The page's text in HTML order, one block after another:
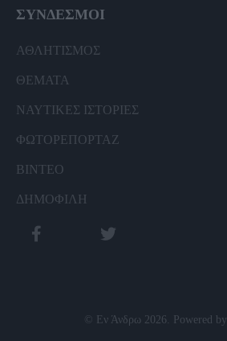
ΣΥΝΔΕΣΜΟΙ
ΑΘΛΗΤΙΣΜΟΣ
ΘΕΜΑΤΑ
ΝΑΥΤΙΚΕΣ ΙΣΤΟΡΙΕΣ
ΦΩΤΟΡΕΠΟΡΤΑΖ
ΒΙΝΤΕΟ
ΔΗΜΟΦΙΛΗ
© Εν Άνδρω 2026. Powered by